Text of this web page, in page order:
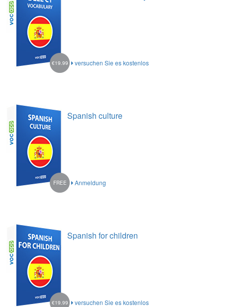
versuchen Sie es kostenlos
€19.99
Spanish culture
Anmeldung
FREE
Spanish for children
versuchen Sie es kostenlos
€19.99